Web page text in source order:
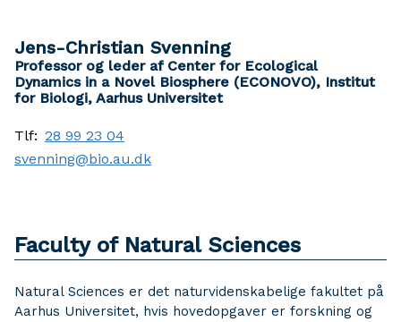
Jens-Christian Svenning
Professor og leder af Center for Ecological
Dynamics in a Novel Biosphere (ECONOVO), Institut
for Biologi, Aarhus Universitet
Tlf: 28 99 23 04
svenning@bio.au.dk
Faculty of Natural Sciences
Natural Sciences er det naturvidenskabelige fakultet på
Aarhus Universitet, hvis hovedopgaver er forskning og